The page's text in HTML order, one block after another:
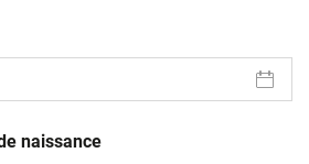
naissance